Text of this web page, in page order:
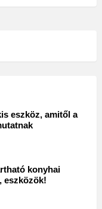
eszköz, amitől a
konyhai
eszközök!